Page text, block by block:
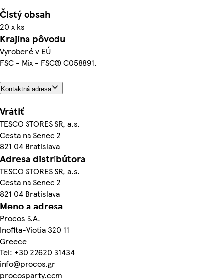
Čistý obsah
20 x ks
Krajina pôvodu
Vyrobené v EÚ
FSC - Mix - FSC® C058891.
Kontaktná adresa
Vrátiť
TESCO STORES SR, a.s.
Cesta na Senec 2
821 04 Bratislava
Adresa distribútora
TESCO STORES SR, a.s.
Cesta na Senec 2
821 04 Bratislava
Meno a adresa
Procos S.A.
Inofita-Viotia 320 11
Greece
Tel: +30 22620 31434
info@procos.gr
procosparty.com